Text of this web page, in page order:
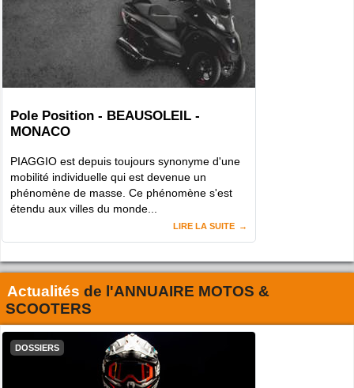
Pole Position - BEAUSOLEIL -
MONACO
PIAGGIO est depuis toujours synonyme d'une
mobilité individuelle qui est devenue un
phénomène de masse. Ce phénomène s'est
étendu aux villes du monde...
LIRE LA SUITE
Actualités de l'ANNUAIRE MOTOS &
SCOOTERS
DOSSIERS